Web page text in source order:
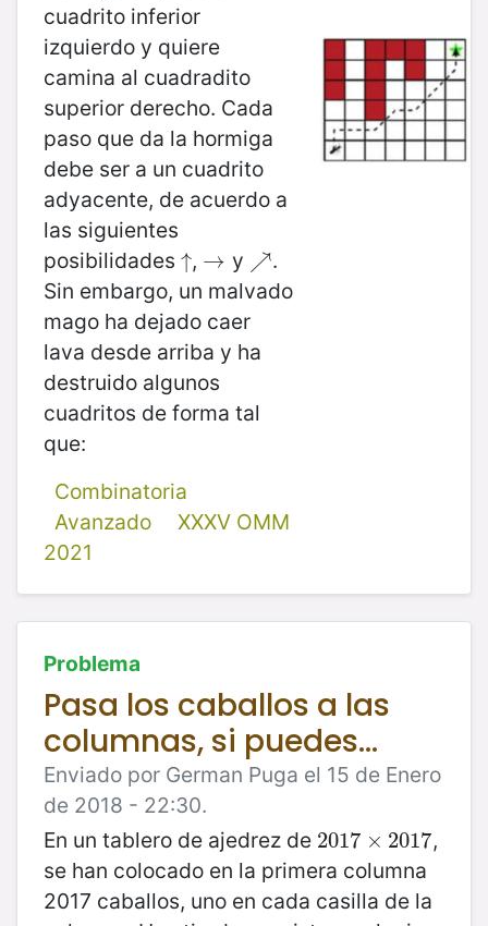
cuadrito inferior
izquierdo y quiere
camina al cuadradito
superior derecho. Cada
paso que da la hormiga
debe ser a un cuadrito
adyacente, de acuerdo a
las siguientes
posibilidades ↑
↑, →
→ y ↗
↗.
Sin embargo, un malvado
mago ha dejado caer
lava desde arriba y ha
destruido algunos
cuadritos de forma tal
que:
Combinatoria
Avanzado
XXXV OMM
2021
Problema
Pasa los caballos a las
columnas, si puedes...
Enviado por German Puga el 15 de Enero
de 2018 - 22:30.
En un tablero de ajedrez de 2017 × 2017
2017 ×2017 ,
se han colocado en la primera columna
2017 caballos, uno en cada casilla de la